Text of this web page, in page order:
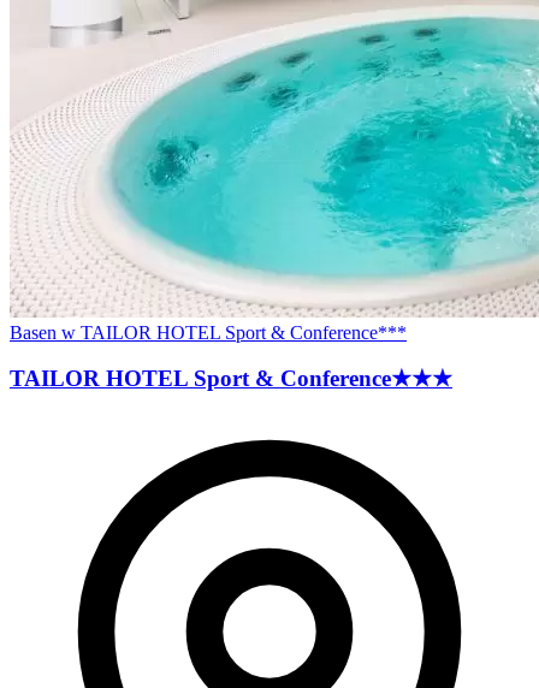
Basen w TAILOR HOTEL Sport & Conference***
TAILOR HOTEL Sport & Conference★★★